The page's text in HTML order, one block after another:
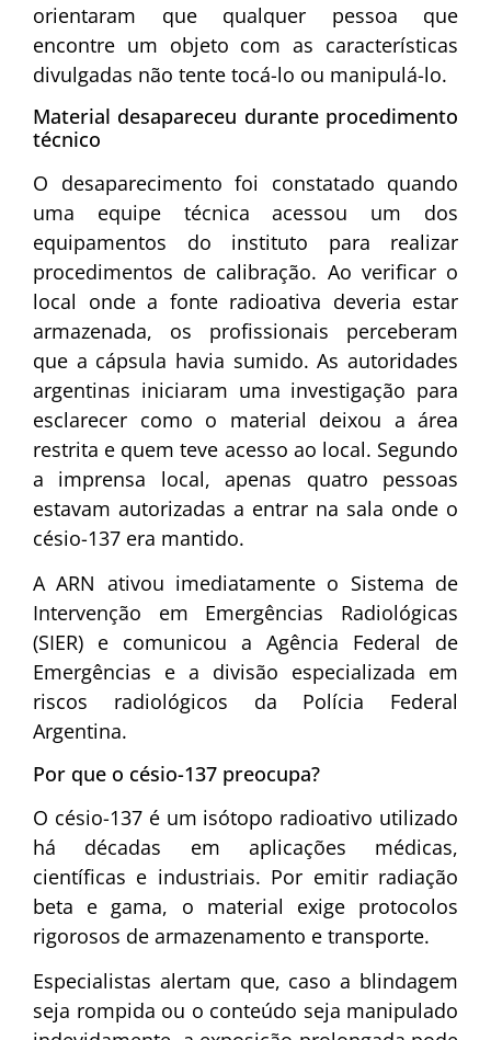
orientaram que qualquer pessoa que
encontre um objeto com as características
divulgadas não tente tocá-lo ou manipulá-lo.
Material desapareceu durante procedimento
técnico
O desaparecimento foi constatado quando
uma equipe técnica acessou um dos
equipamentos do instituto para realizar
procedimentos de calibração. Ao verificar o
local onde a fonte radioativa deveria estar
armazenada, os profissionais perceberam
que a cápsula havia sumido. As autoridades
argentinas iniciaram uma investigação para
esclarecer como o material deixou a área
restrita e quem teve acesso ao local. Segundo
a imprensa local, apenas quatro pessoas
estavam autorizadas a entrar na sala onde o
césio-137 era mantido.
A ARN ativou imediatamente o Sistema de
Intervenção em Emergências Radiológicas
(SIER) e comunicou a Agência Federal de
Emergências e a divisão especializada em
riscos radiológicos da Polícia Federal
Argentina.
Por que o césio-137 preocupa?
O césio-137 é um isótopo radioativo utilizado
há décadas em aplicações médicas,
científicas e industriais. Por emitir radiação
beta e gama, o material exige protocolos
rigorosos de armazenamento e transporte.
Especialistas alertam que, caso a blindagem
seja rompida ou o conteúdo seja manipulado